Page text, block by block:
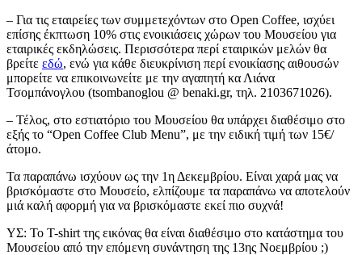
– Για τις εταιρείες των συμμετεχόντων στο Open Coffee, ισχύει
επίσης έκπτωση 10% στις ενοικιάσεις χώρων του Μουσείου για
εταιρικές εκδηλώσεις. Περισσότερα περί εταιρικών μελών θα
βρείτε εδώ, ενώ για κάθε διευκρίνιση περί ενοικίασης αιθουσών
μπορείτε να επικοινωνείτε με την αγαπητή κα Λιάνα
Τσομπάνογλου (tsombanoglou @ benaki.gr, τηλ. 2103671026).
– Τέλος, στο εστιατόριο του Μουσείου θα υπάρχει διαθέσιμο στο
εξής το “Open Coffee Club Menu”, με την ειδική τιμή των 15€/
άτομο.
Τα παραπάνω ισχύουν ως την 1η Δεκεμβρίου. Είναι χαρά μας να
βρισκόμαστε στο Μουσείο, ελπίζουμε τα παραπάνω να αποτελούν
μιά καλή αφορμή για να βρισκόμαστε εκεί πιο συχνά!
ΥΣ: Το T-shirt της εικόνας θα είναι διαθέσιμο στο κατάστημα του
Μουσείου από την επόμενη συνάντηση της 13ης Νοεμβρίου ;)